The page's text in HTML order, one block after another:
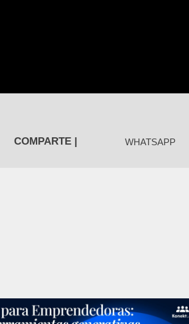
COMPARTE | WHATSAPP